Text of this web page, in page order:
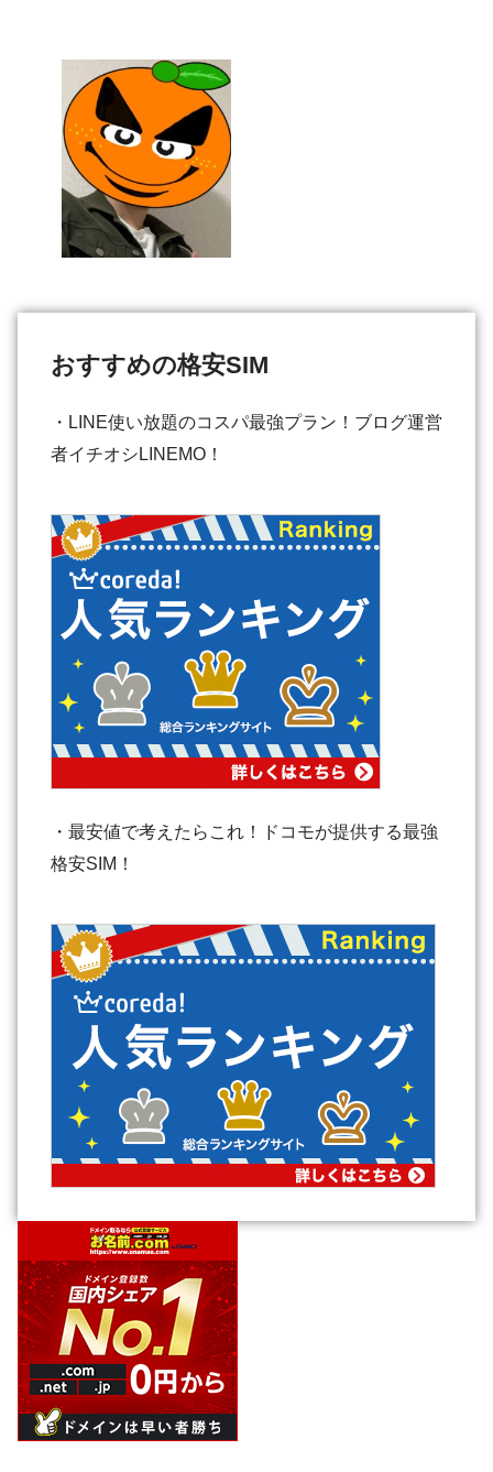
おすすめの格安SIM
・LINE使い放題のコスパ最強プラン！ブログ運営
者イチオシLINEMO！
・最安値で考えたらこれ！ドコモが提供する最強
格安SIM！